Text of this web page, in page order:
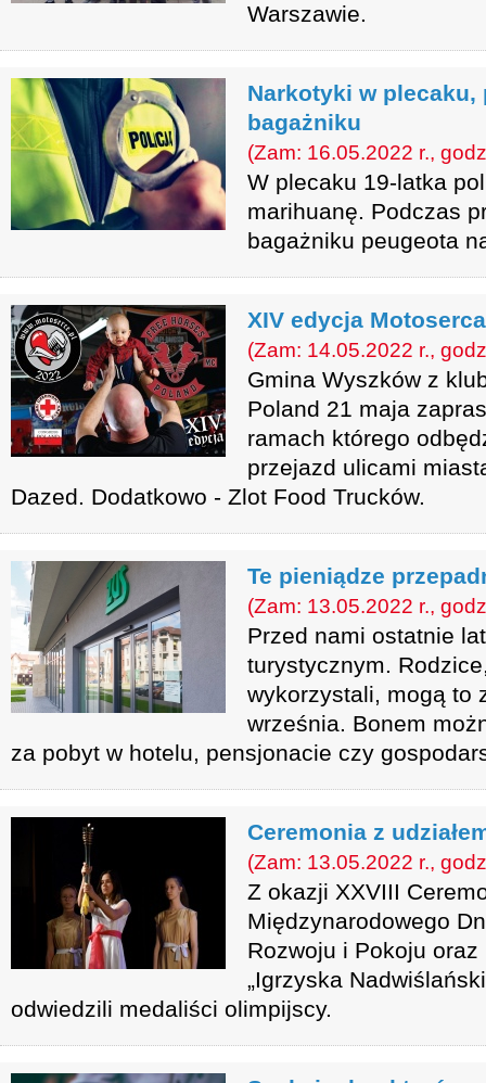
Warszawie.
Narkotyki w
bagażniku
(Zam: 16.05.2022 r.,
W plecaku 19-latka
marihuanę. Podczas
bagażniku peugeota
XIV edycja Motoserca
(Zam: 14.05.2022 r.,
Gmina Wyszków z
Poland 21 maja
ramach którego
przejazd ulicami
Dazed. Dodatkowo - Zlot Food Trucków.
Te pieniądze
(Zam: 13.05.2022 r.,
Przed nami ostatnie
turystycznym.
wykorzystali, mogą to
września. Bonem
za pobyt w hotelu, pensjonacie czy
Ceremonia z
(Zam: 13.05.2022 r.,
Z okazji XXVIII
Międzynarodowego
Rozwoju i Pokoju
„Igrzyska
odwiedzili medaliści olimpijscy.